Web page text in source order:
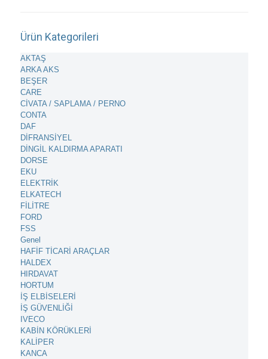
Ürün Kategorileri
AKTAŞ
ARKA AKS
BEŞER
CARE
CİVATA / SAPLAMA / PERNO
CONTA
DAF
DİFRANSİYEL
DİNGİL KALDIRMA APARATI
DORSE
EKU
ELEKTRİK
ELKATECH
FİLİTRE
FORD
FSS
Genel
HAFİF TİCARİ ARAÇLAR
HALDEX
HIRDAVAT
HORTUM
İŞ ELBİSELERİ
İŞ GÜVENLİĞİ
IVECO
KABİN KÖRÜKLERİ
KALİPER
KANCA